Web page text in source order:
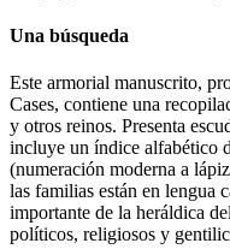
Una búsqueda
Este armorial manuscrito,
Cases, contiene una
y otros reinos. Presenta
incluye un índice alfabético
(numeración moderna a
las familias están en lengua
importante de la heráldica
políticos, religiosos y